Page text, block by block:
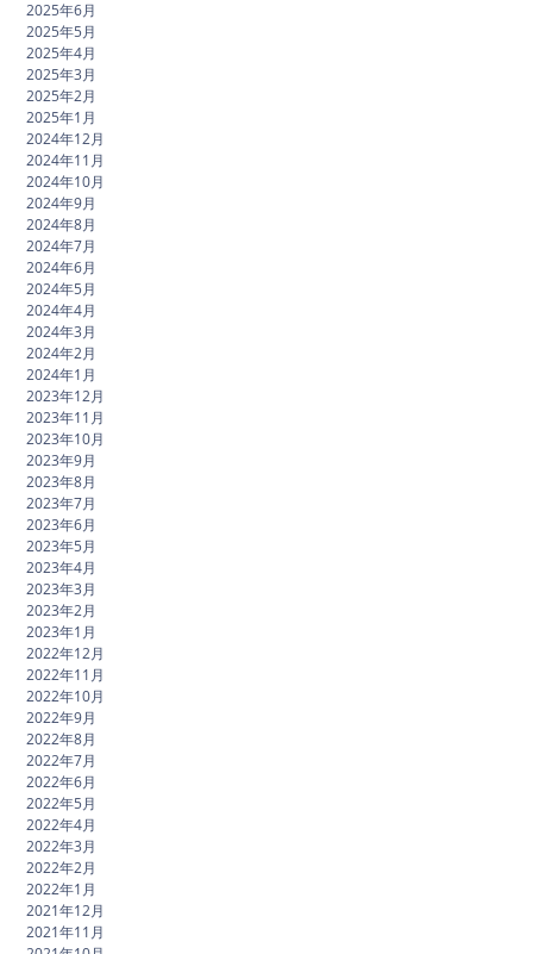
2025年6月
2025年5月
2025年4月
2025年3月
2025年2月
2025年1月
2024年12月
2024年11月
2024年10月
2024年9月
2024年8月
2024年7月
2024年6月
2024年5月
2024年4月
2024年3月
2024年2月
2024年1月
2023年12月
2023年11月
2023年10月
2023年9月
2023年8月
2023年7月
2023年6月
2023年5月
2023年4月
2023年3月
2023年2月
2023年1月
2022年12月
2022年11月
2022年10月
2022年9月
2022年8月
2022年7月
2022年6月
2022年5月
2022年4月
2022年3月
2022年2月
2022年1月
2021年12月
2021年11月